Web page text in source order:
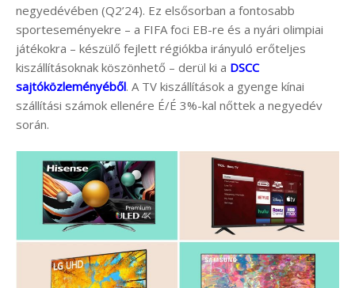
negyedévében (Q2’24). Ez elsősorban a fontosabb
sporteseményekre – a FIFA foci EB-re és a nyári olimpiai
játékokra – készülő fejlett régiókba irányuló erőteljes
kiszállításoknak köszönhető – derül ki a DSCC
sajtóközleményéből. A TV kiszállítások a gyenge kínai
szállítási számok ellenére É/É 3%-kal nőttek a negyedév
során.